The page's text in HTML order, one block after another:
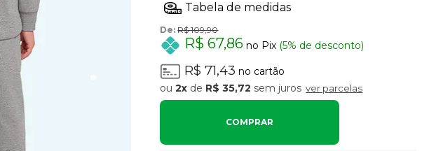
De:R$ 109,90
R$ 67,86 no Pix (5% de desconto)
R$ 71,43 no cartão
2x de R$ 35,72 sem juros ver parcelas
COMPRAR